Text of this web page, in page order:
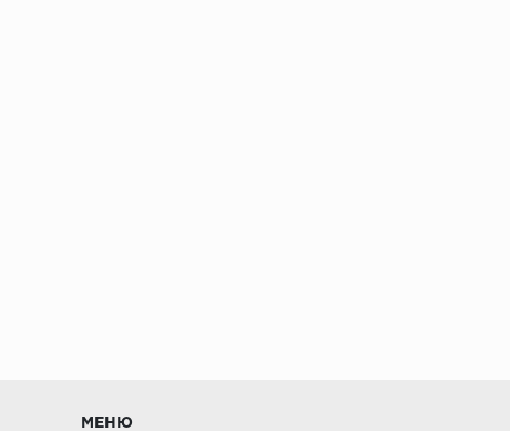
МЕНЮ